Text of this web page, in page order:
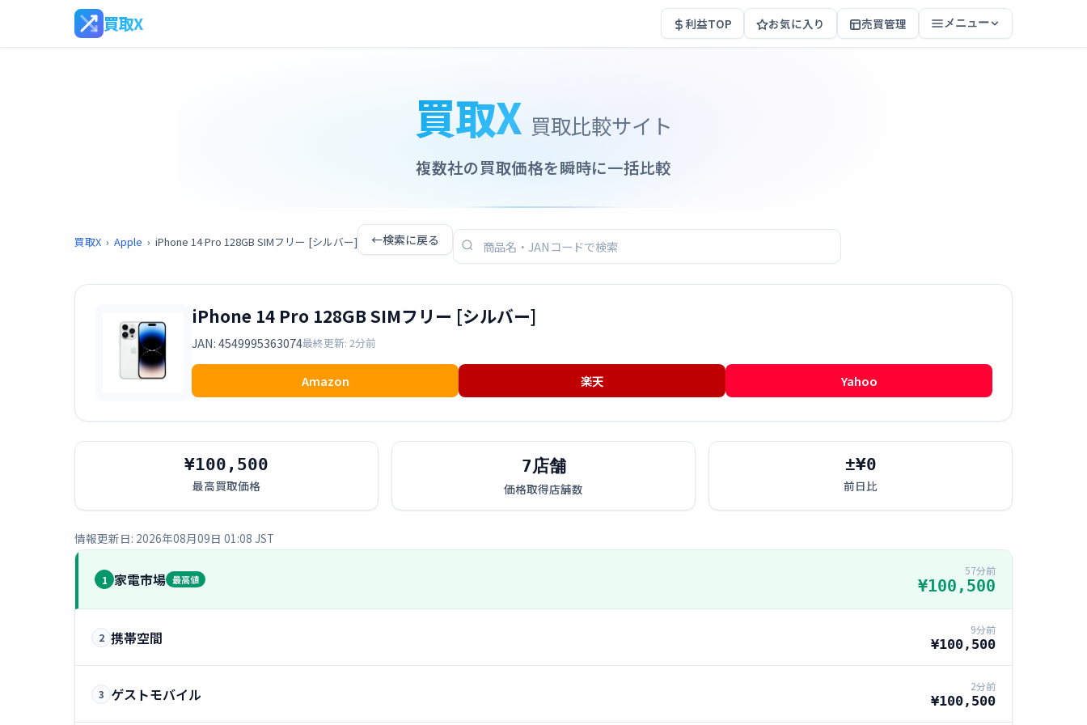
買取X 利益TOP お気に入り 売買管理 メニュー
買取X 買取比較サイト
複数社の買取価格を瞬時に一括比較
買取X › Apple › iPhone 14 Pro 128GB SIMフリー [シルバー] ←検索に戻る
iPhone 14 Pro 128GB SIMフリー [シルバー]
JAN: 4549995363074最終更新: 2分前
Amazon 楽天 Yahoo
¥100,500
最高買取価格
7店舗
価格取得店舗数
±¥0
前日比
情報更新日: 2026年08月09日 01:08 JST
1 家電市場 最高値
57分前
¥100,500
2 携帯空間 9分前
¥100,500
3 ゲストモバイル 2分前
¥100,500